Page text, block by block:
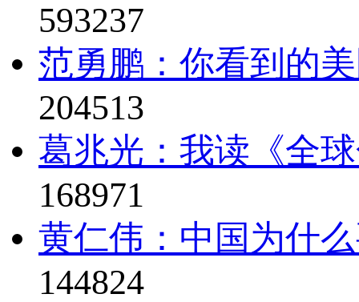
593237
范勇鹏：你看到的
204513
葛兆光：我读《全
168971
黄仁伟：中国为什
144824